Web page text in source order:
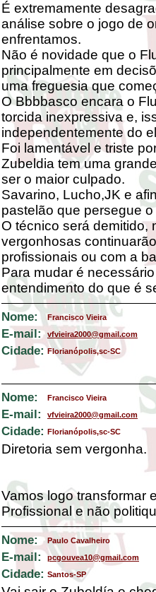
É extremamente
análise sobre o jogo de
enfrentamos.
Não é novidade que o
principalmente em
uma freguesia que
O Bbbbasco encara o
torcida inexpressiva e,
independentemente do
Foi lamentável e triste
Zubeldia tem uma
ser o maior culpado.
Savarino, Lucho,JK e
pastelão que persegue
O técnico será demitido,
vergonhosas
profissionais ou com a
Para mudar é
entendimento do que é
Nome: Francisco Vieira
E-mail: vfvieira2000@gmail.com
Cidade: Florianópolis,sc-SC
Nome: Francisco Vieira
E-mail: vfvieira2000@gmail.com
Cidade: Florianópolis,sc-SC
Diretoria sem vergonha.
Vamos logo transformar
Profissional e não
Nome: Paulo Cavalheiro
E-mail: pcgouvea10@gmail.com
Cidade: Santos-SP